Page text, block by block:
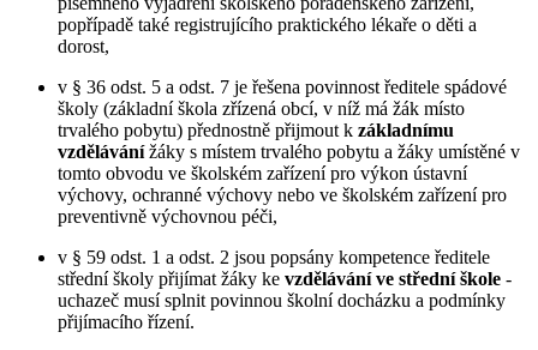
popřípadě také registrujícího praktického lékaře o děti a
dorost,
v § 36 odst. 5 a odst. 7 je řešena povinnost ředitele spádové
školy (základní škola zřízená obcí, v níž má žák místo
trvalého pobytu) přednostně přijmout k základnímu
vzdělávánížáky s místem trvalého pobytu a žáky umístěné v
tomto obvodu ve školském zařízení pro výkon ústavní
výchovy, ochranné výchovy nebo ve školském zařízení pro
preventivně výchovnou péči,
v § 59 odst. 1 a odst. 2 jsou popsány kompetence ředitele
střední školy přijímat žáky ke vzdělávání ve střední škole -
uchazeč musí splnit povinnou školní docházku a podmínky
přijímacího řízení.